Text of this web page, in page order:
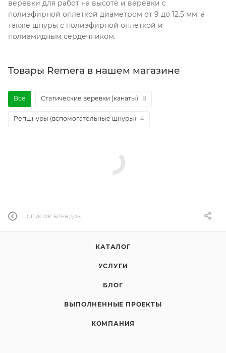
веревки для работ на высоте и веревки с
полиэфирной оплеткой диаметром от 9 до 12.5 мм, а
также шнуры с полиэфирной оплеткой и
полиамидным сердечником.
Товары Remera в нашем магазине
Все Статические веревки (канаты) 8
Репшнуры (вспомогательные шнуры) 4
СПИСОК БРЕНДОВ
КАТАЛОГ
УСЛУГИ
БЛОГ
ВЫПОЛНЕННЫЕ ПРОЕКТЫ
КОМПАНИЯ